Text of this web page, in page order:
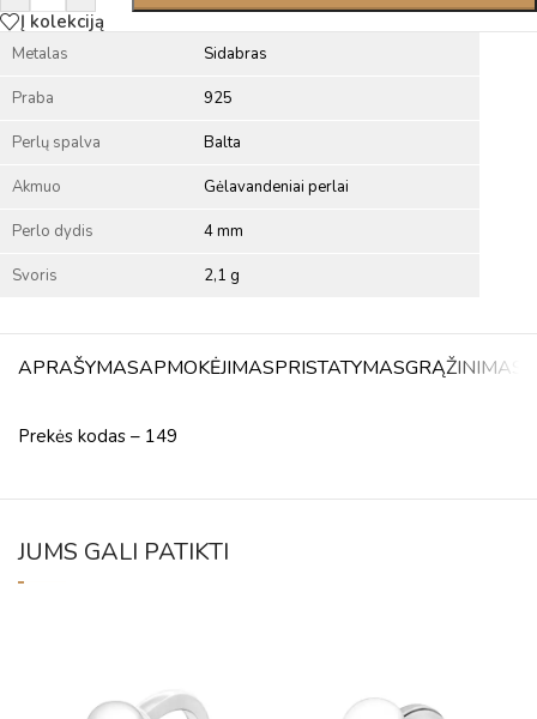
Į kolekciją
Metalas Sidabras
Praba 925
Perlų spalva Balta
Akmuo Gėlavandeniai perlai
Perlo dydis 4 mm
Svoris 2,1 g
APRAŠYMASAPMOKĖJIMASPRISTATYMASGRĄŽINIMAS
Prekės kodas – 149
JUMS GALI PATIKTI